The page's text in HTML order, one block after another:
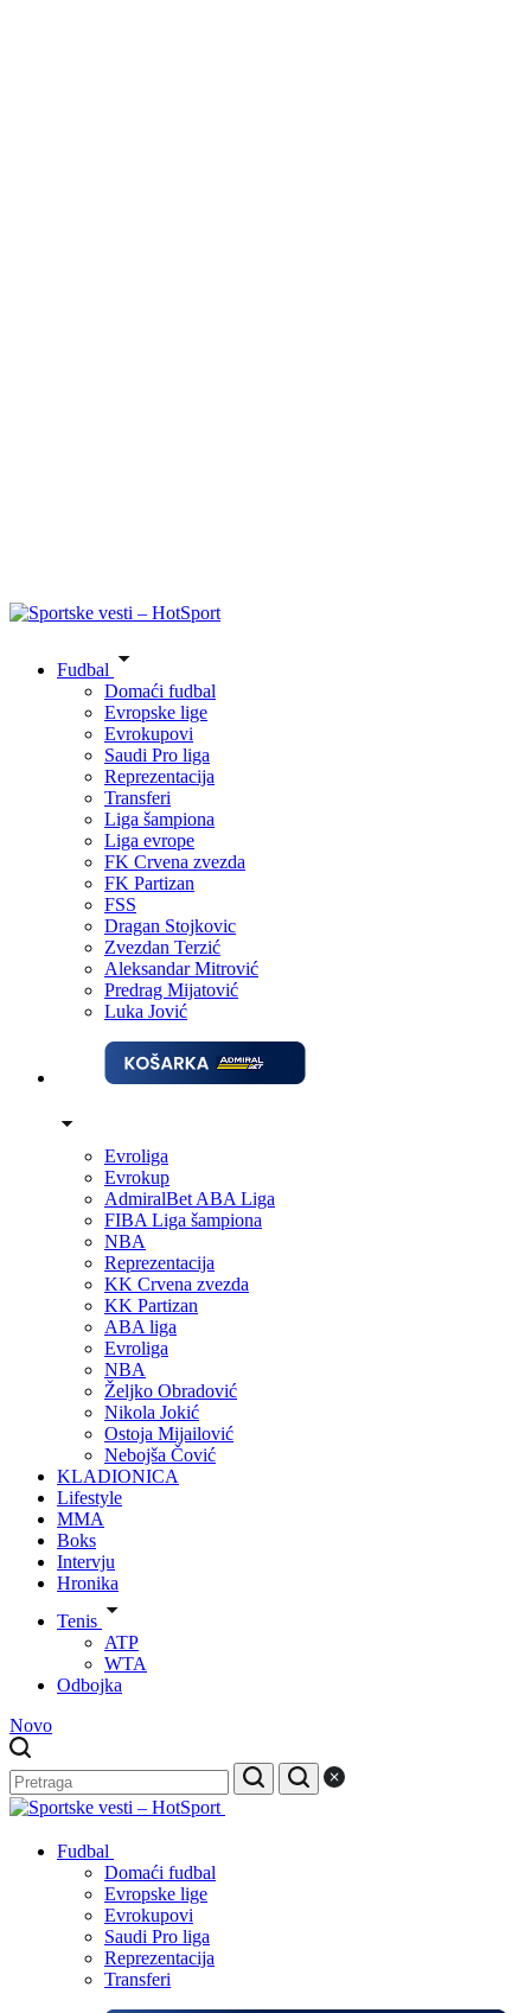
Fudbal
Domaći fudbal
Evropske lige
Evrokupovi
Saudi Pro liga
Reprezentacija
Transferi
Liga šampiona
Liga evrope
FK Crvena zvezda
FK Partizan
FSS
Dragan Stojkovic
Zvezdan Terzić
Aleksandar Mitrović
Predrag Mijatović
Luka Jović
Evroliga
Evrokup
AdmiralBet ABA Liga
FIBA Liga šampiona
NBA
Reprezentacija
KK Crvena zvezda
KK Partizan
ABA liga
Evroliga
NBA
Željko Obradović
Nikola Jokić
Ostoja Mijailović
Nebojša Čović
KLADIONICA
Lifestyle
MMA
Boks
Intervju
Hronika
Tenis
ATP
WTA
Odbojka
Novo
Fudbal
Domaći fudbal
Evropske lige
Evrokupovi
Saudi Pro liga
Reprezentacija
Transferi